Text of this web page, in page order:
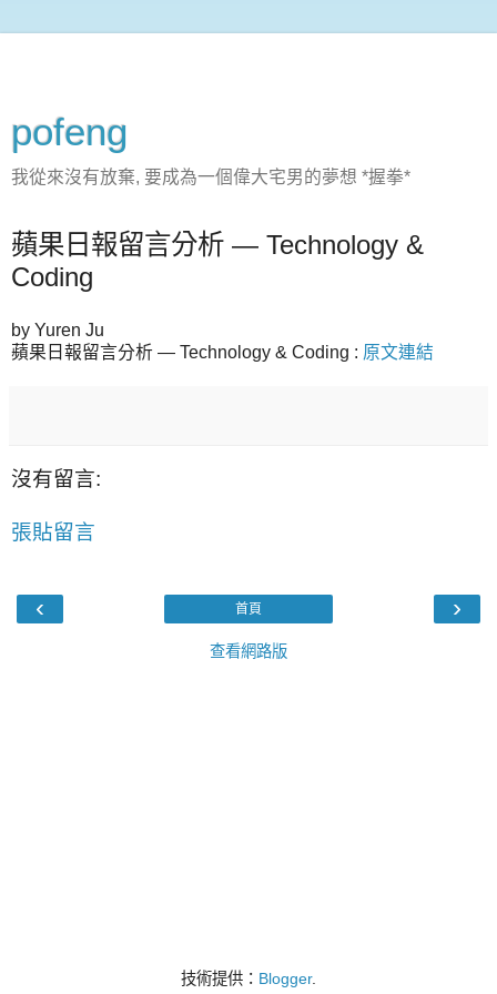
pofeng
我從來沒有放棄, 要成為一個偉大宅男的夢想 *握拳*
蘋果日報留言分析 — Technology &
Coding
by Yuren Ju
蘋果日報留言分析 — Technology & Coding : 原文連結
沒有留言:
張貼留言
‹ ›
首頁
查看網路版
技術提供： Blogger.